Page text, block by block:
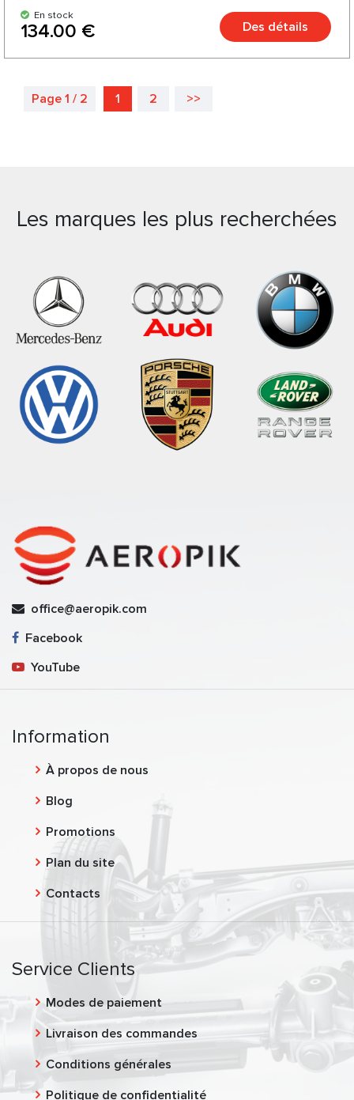
En stock
134.00 € Des détails
Page 1 / 2 1 2 >>
Les marques les plus recherchées
office@aeropik.com
Facebook
YouTube
Information
À propos de nous
Blog
Promotions
Plan du site
Contacts
Service Clients
Modes de paiement
Livraison des commandes
Conditions générales
Politique de confidentialité